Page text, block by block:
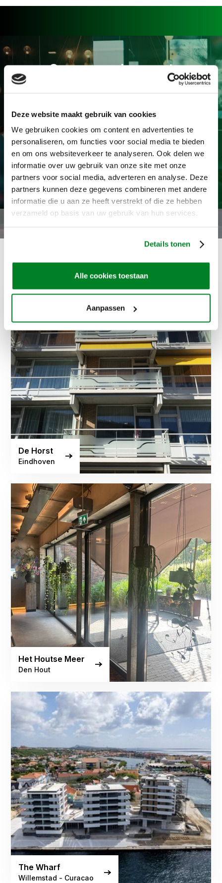
Deze website maakt gebruik van cookies
We gebruiken cookies om content en advertenties te
personaliseren, om functies voor social media te bieden
en om ons websiteverkeer te analyseren. Ook delen we
informatie over uw gebruik van onze site met onze
partners voor social media, adverteren en analyse. Deze
partners kunnen deze gegevens combineren met andere
informatie die u aan ze heeft verstrekt of die ze hebben
verzameld op basis van uw gebruik van hun services.
Details tonen
Alle cookies toestaan
Aanpassen
Samenwerken met
Glasgroothandel Van
Neem contact op
De Horst
Eindhoven
Het Houtse Meer
Den Hout
The Wharf
Willemstad - Curacao